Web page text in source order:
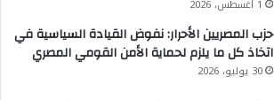
1 أغسطس، 2026
حزب المصريين الأحرار: نفوض القيادة السياسية في
اتخاذ كل ما يلزم لحماية الأمن القومي المصري
30 يوليو، 2026